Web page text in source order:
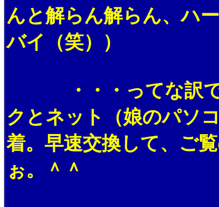
んと解らん解らん、ハ
バイ（笑））
・・・ってな訳で
クとネット（娘のパソ
着。早速交換して、ご
ぉ。＾＾